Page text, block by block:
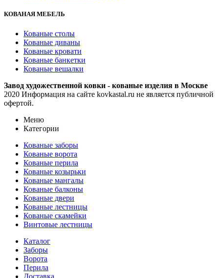
КОВАНАЯ МЕБЕЛЬ
Кованые столы
Кованые диваны
Кованые кровати
Кованые банкетки
Кованые вешалки
Завод художественной ковки - кованые изделия в Москве
2020 Информация на сайте kovkastal.ru не является публичной
офертой.
Меню
Категории
Кованые заборы
Кованые ворота
Кованые перила
Кованые козырьки
Кованые мангалы
Кованые балконы
Кованые двери
Кованые лестницы
Кованые скамейки
Винтовые лестницы
Каталог
Заборы
Ворота
Перила
Доставка